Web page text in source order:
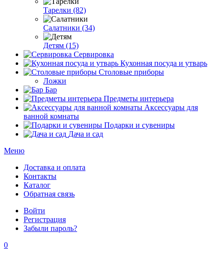
Тарелки (82)
Салатники (34)
Детям (15)
Сервировка
Кухонная посуда и утварь
Столовые приборы
Ложки
Бар
Предметы интерьера
Аксессуары для
ванной комнаты
Подарки и сувениры
Дача и сад
Меню
Доставка и оплата
Контакты
Каталог
Обратная связь
Войти
Регистрация
Забыли пароль?
0